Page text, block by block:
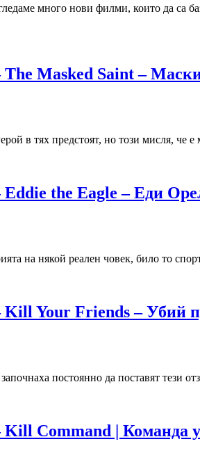
много нови филми, които да са
Masked Saint –
в тях предстоят, но този мисля, че
the Eagle – Еди
на някой реален човек, било то
Your Friends – Убий
постоянно да поставят тези
Command | Команда